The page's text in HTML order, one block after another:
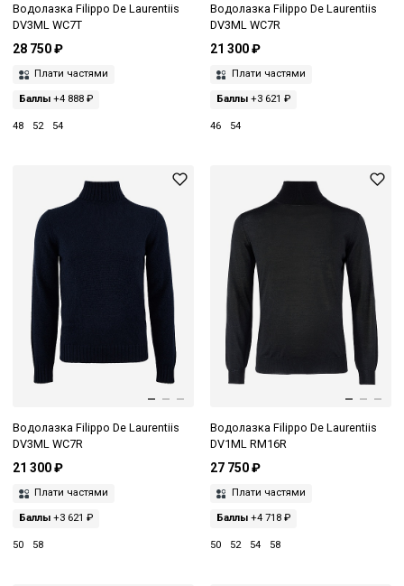
Водолазка Filippo De Laurentiis
DV3ML WC7T
28 750 ₽
Плати частями
Баллы +4 888 ₽
48 52 54
Водолазка Filippo De Laurentiis
DV3ML WC7R
21 300 ₽
Плати частями
Баллы+3 621 ₽
46 54
Водолазка Filippo De Laurentiis
DV3ML WC7R
21 300 ₽
Плати частями
Баллы +3 621 ₽
50 58
Водолазка Filippo De Laurentiis
DV1ML RM16R
27 750 ₽
Плати частями
Баллы+4 718 ₽
50 52 54 58